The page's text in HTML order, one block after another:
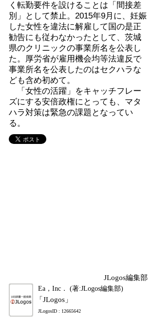
く転勤要件を設けることは「間接差
別」として禁止。2015年9月に、妊娠
した女性を違法に解雇して国の是正
勧告にも従わなかったとして、茨城
県のクリニックの事業所名を公表し
た。厚労省が雇用機会均等法違反で
事業所名を公表したのはセクハラな
ども含め初めて。
「女性の活躍」をキャッチフレー
ズにする安倍政権にとっても、マタ
ハラ対策は緊急の課題となってい
る。
JLogos編集部
Ea，Inc． (著:JLogos編集部)
「JLogos」
JLogosID : 12665642